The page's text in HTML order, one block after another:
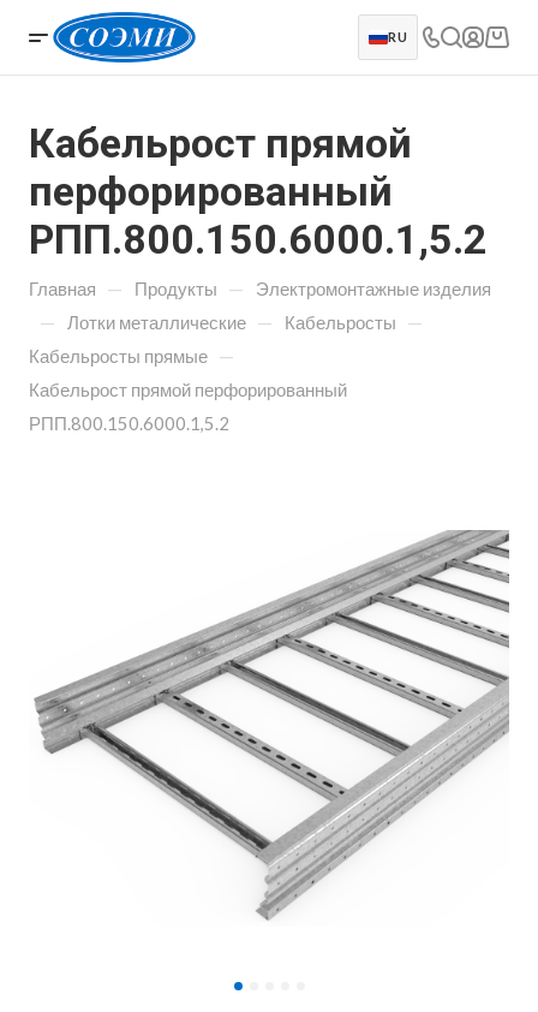
RU
Кабельрост прямой
перфорированный
РПП.800.150.6000.1,5.2
Главная — Продукты — Электромонтажные изделия
— Лотки металлические — Кабельросты —
Кабельросты прямые —
Кабельрост прямой перфорированный
РПП.800.150.6000.1,5.2